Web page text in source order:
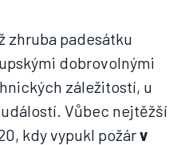
zhruba padesátku
dobrovolnými
záležitostí, u
Vůbec nejtěžší
kdy vypukl požárv